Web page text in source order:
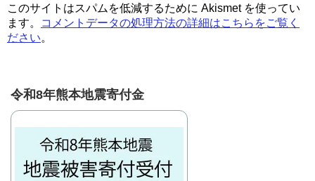
このサイトはスパムを低減するために Akismet を使ってい
ます。
コメントデータの処理方法の詳細はこちらをご覧く
ださい。
令和8年熊本地震寄付金